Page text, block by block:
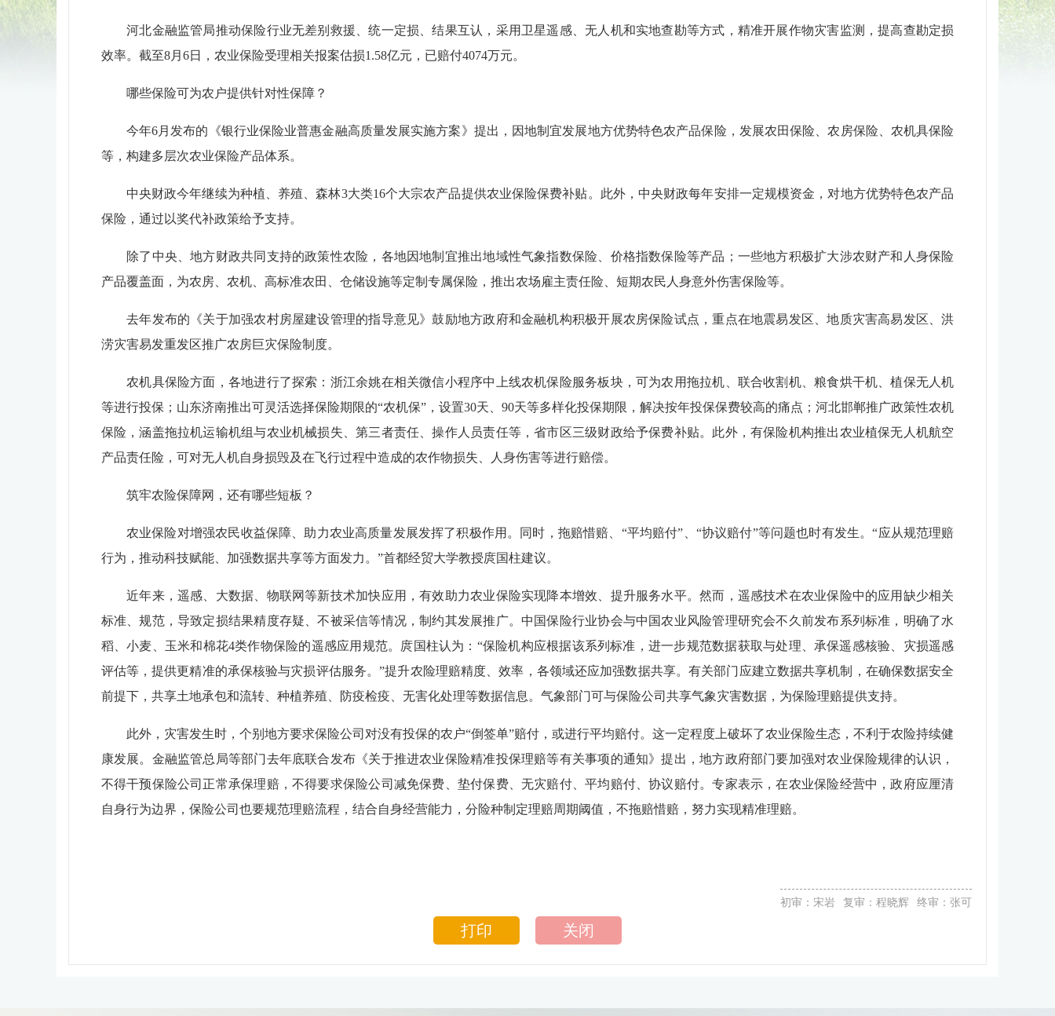
河北金融监管局推动保险行业无差别救援、统一定损、结果互认，采用卫星遥感、无人机和实地查勘等方式，精准开展作物灾害监测，提高查勘定损
效率。截至8月6日，农业保险受理相关报案估损1.58亿元，已赔付4074万元。
哪些保险可为农户提供针对性保障？
今年6月发布的《银行业保险业普惠金融高质量发展实施方案》提出，因地制宜发展地方优势特色农产品保险，发展农田保险、农房保险、农机具保险
等，构建多层次农业保险产品体系。
中央财政今年继续为种植、养殖、森林3大类16个大宗农产品提供农业保险保费补贴。此外，中央财政每年安排一定规模资金，对地方优势特色农产品
保险，通过以奖代补政策给予支持。
除了中央、地方财政共同支持的政策性农险，各地因地制宜推出地域性气象指数保险、价格指数保险等产品；一些地方积极扩大涉农财产和人身保险
产品覆盖面，为农房、农机、高标准农田、仓储设施等定制专属保险，推出农场雇主责任险、短期农民人身意外伤害保险等。
去年发布的《关于加强农村房屋建设管理的指导意见》鼓励地方政府和金融机构积极开展农房保险试点，重点在地震易发区、地质灾害高易发区、洪
涝灾害易发重发区推广农房巨灾保险制度。
农机具保险方面，各地进行了探索：浙江余姚在相关微信小程序中上线农机保险服务板块，可为农用拖拉机、联合收割机、粮食烘干机、植保无人机
等进行投保；山东济南推出可灵活选择保险期限的“农机保”，设置30天、90天等多样化投保期限，解决按年投保保费较高的痛点；河北邯郸推广政策性农机
保险，涵盖拖拉机运输机组与农业机械损失、第三者责任、操作人员责任等，省市区三级财政给予保费补贴。此外，有保险机构推出农业植保无人机航空
产品责任险，可对无人机自身损毁及在飞行过程中造成的农作物损失、人身伤害等进行赔偿。
筑牢农险保障网，还有哪些短板？
农业保险对增强农民收益保障、助力农业高质量发展发挥了积极作用。同时，拖赔惜赔、“平均赔付”、“协议赔付”等问题也时有发生。“应从规范理赔
行为，推动科技赋能、加强数据共享等方面发力。”首都经贸大学教授庹国柱建议。
近年来，遥感、大数据、物联网等新技术加快应用，有效助力农业保险实现降本增效、提升服务水平。然而，遥感技术在农业保险中的应用缺少相关
标准、规范，导致定损结果精度存疑、不被采信等情况，制约其发展推广。中国保险行业协会与中国农业风险管理研究会不久前发布系列标准，明确了水
稻、小麦、玉米和棉花4类作物保险的遥感应用规范。庹国柱认为：“保险机构应根据该系列标准，进一步规范数据获取与处理、承保遥感核验、灾损遥感
评估等，提供更精准的承保核验与灾损评估服务。”提升农险理赔精度、效率，各领域还应加强数据共享。有关部门应建立数据共享机制，在确保数据安全
前提下，共享土地承包和流转、种植养殖、防疫检疫、无害化处理等数据信息。气象部门可与保险公司共享气象灾害数据，为保险理赔提供支持。
此外，灾害发生时，个别地方要求保险公司对没有投保的农户“倒签单”赔付，或进行平均赔付。这一定程度上破坏了农业保险生态，不利于农险持续健
康发展。金融监管总局等部门去年底联合发布《关于推进农业保险精准投保理赔等有关事项的通知》提出，地方政府部门要加强对农业保险规律的认识，
不得干预保险公司正常承保理赔，不得要求保险公司减免保费、垫付保费、无灾赔付、平均赔付、协议赔付。专家表示，在农业保险经营中，政府应厘清
自身行为边界，保险公司也要规范理赔流程，结合自身经营能力，分险种制定理赔周期阈值，不拖赔惜赔，努力实现精准理赔。
初审：宋岩 复审：程晓辉 终审：张可
打印 关闭